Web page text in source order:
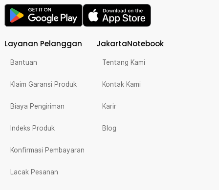
Layanan Pelanggan
Bantuan
Klaim Garansi Produk
Biaya Pengiriman
Indeks Produk
Konfirmasi Pembayaran
Lacak Pesanan
JakartaNotebook
Tentang Kami
Kontak Kami
Karir
Blog